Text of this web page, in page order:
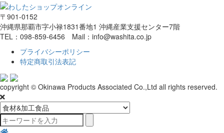
〒901-0152
沖縄県那覇市字小禄1831番地1 沖縄産業支援センター7階
TEL：098-859-6456 Mail：info@washita.co.jp
プライバシーポリシー
特定商取引法表記
copyright © Okinawa Products Associated Co.,Ltd all rights reserved.